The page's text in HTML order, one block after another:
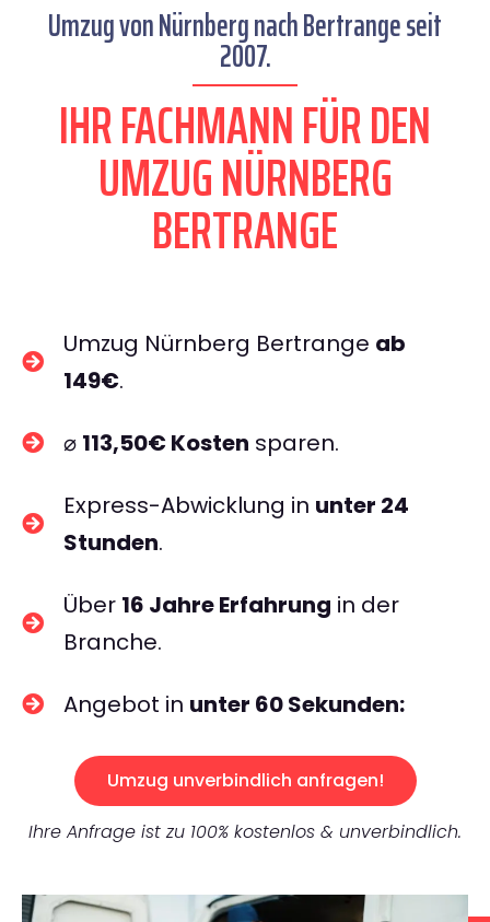
Umzug von Nürnberg nach Bertrange seit
2007.
IHR FACHMANN FÜR DEN
UMZUG NÜRNBERG
BERTRANGE
Umzug Nürnberg Bertrange ab
149€.
⌀ 113,50€ Kosten sparen.
Express-Abwicklung in unter 24
Stunden.
Über 16 Jahre Erfahrung in der
Branche.
Angebot in unter 60 Sekunden:
Umzug unverbindlich anfragen!
Ihre Anfrage ist zu 100% kostenlos & unverbindlich.